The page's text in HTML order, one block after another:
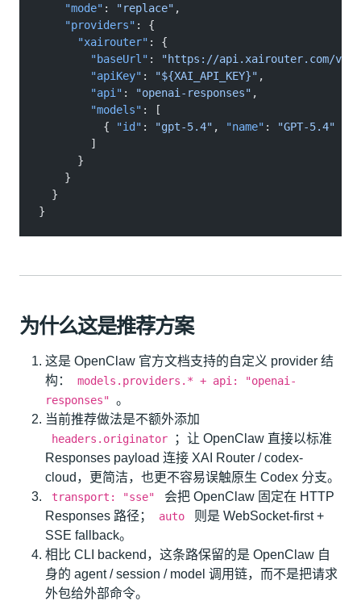
    "mode"
: "replace" ,
    "providers"
: {
      "xairouter"
: {
        "baseUrl"
: "https://api.xairouter.com/v1"
        "apiKey"
: "${XAI_API_KEY}" ,
        "api"
: "openai-responses" ,
        "models"
: [
          {
"id" : "gpt-5.4" , "name" : "GPT-5.4"
        ]
      }
    }
  }
}
为什么这是推荐方案
这是 OpenClaw 官方文档支持的自定义 provider 结
构：
models.providers.* + api: "openai-
responses" 。
当前推荐做法是不额外添加
headers.originator
；让 OpenClaw 直接以标准
Responses payload 连接 XAI Router / codex-
cloud，更简洁，也更不容易误触原生 Codex 分支。
transport: "sse"
会把 OpenClaw 固定在 HTTP
Responses 路径；
auto
则是 WebSocket-first +
SSE fallback。
相比 CLI backend，这条路保留的是 OpenClaw 自
身的 agent / session / model 调用链，而不是把请求
外包给外部命令。